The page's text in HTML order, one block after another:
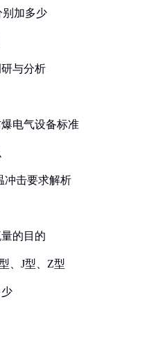
别加多少
与分析
电气设备标准
冲击要求解析
的目的
、J型、Z型